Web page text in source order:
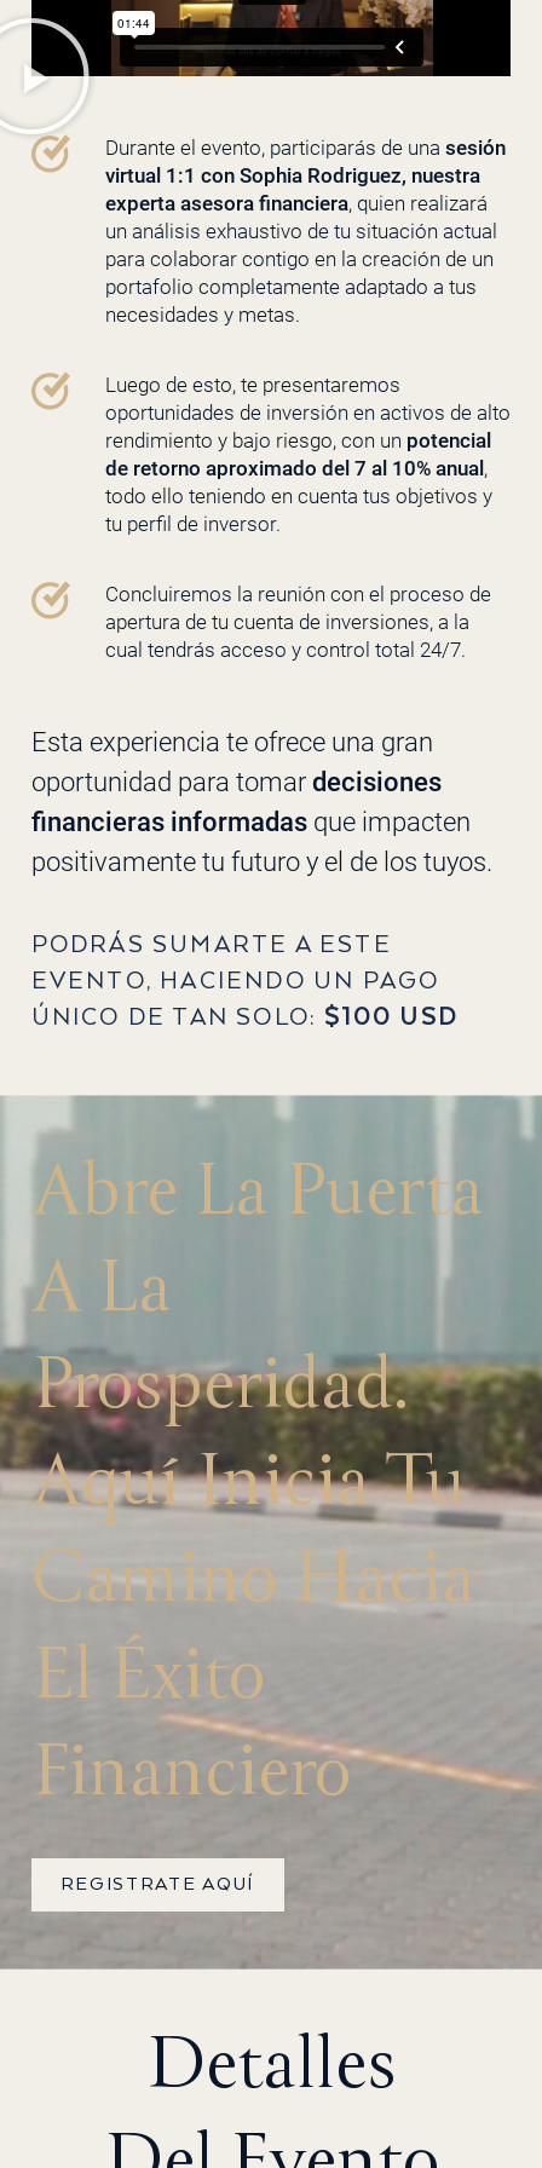
Durante el evento, participarás de una sesión
virtual 1:1 con Sophia Rodriguez, nuestra
experta asesora financiera, quien realizará
un análisis exhaustivo de tu situación actual
para colaborar contigo en la creación de un
portafolio completamente adaptado a tus
necesidades y metas.
Luego de esto, te presentaremos
oportunidades de inversión en activos de alto
rendimiento y bajo riesgo, con un potencial
de retorno aproximado del 7 al 10% anual,
todo ello teniendo en cuenta tus objetivos y
tu perfil de inversor.
Concluiremos la reunión con el proceso de
apertura de tu cuenta de inversiones, a la
cual tendrás acceso y control total 24/7.
Esta experiencia te ofrece una gran
oportunidad para tomar decisiones
financieras informadasque impacten
positivamente tu futuro y el de los tuyos.
PODRÁS SUMARTE A ESTE
EVENTO, HACIENDO UN PAGO
ÚNICO DE TAN SOLO: $100 USD
Abre La Puerta
A La
Prosperidad.
Aquí Inicia Tu
Camino Hacia
El Éxito
Financiero
REGISTRATE AQUÍ
Detalles